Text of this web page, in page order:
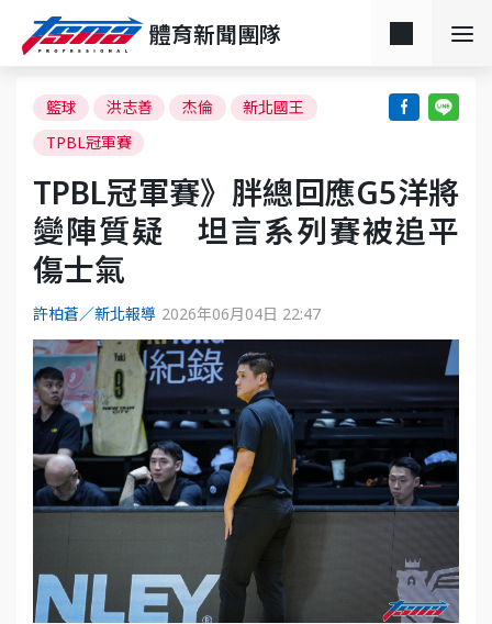
體育新聞團隊
籃球 洪志善 杰倫
新北國王
TPBL冠軍賽
TPBL冠軍賽》胖總回應G5洋將
變陣質疑 坦言系列賽被追平
傷士氣
許柏蒼／新北報導 2026年06月04日 22:47